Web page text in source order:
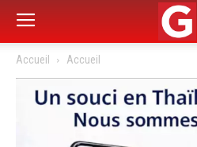
Accueil Accueil